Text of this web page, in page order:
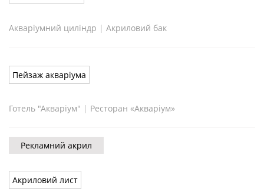
Акваріумний циліндр | Акриловий бак
Пейзаж акваріума
Готель "Акваріум" | Ресторан «Акваріум»
Рекламний акрил
Акриловий лист